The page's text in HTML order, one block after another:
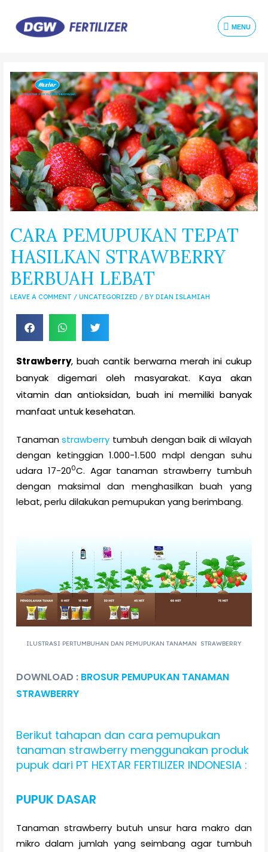
MENU
CARA PEMUPUKAN TEPAT
HASILKAN STRAWBERRY
BERBUAH LEBAT
LEAVE A COMMENT / UNCATEGORIZED / BY DIAN ISLAMIAH
Strawberry, buah cantik berwarna merah ini cukup
banyak digemari oleh masyarakat. Kaya akan
vitamin dan antioksidan, buah ini memiliki banyak
manfaat untuk kesehatan.
Tanamanstrawberry tumbuh dengan baik di wilayah
dengan ketinggian 1.000-1.500 mdpl dengan suhu
udara 17-200C. Agar tanaman strawberry tumbuh
dengan maksimal dan menghasilkan buah yang
lebat, perlu dilakukan pemupukan yang berimbang.
ILUSTRASI PERTUMBUHAN DAN PEMUPUKAN TANAMAN STRAWBERRY
DOWNLOAD : BROSUR PEMUPUKAN TANAMAN
STRAWBERRY
Berikut tahapan dan cara pemupukan
tanaman strawberry menggunakan produk
pupuk dari PT HEXTAR FERTILIZER INDONESIA :
PUPUK DASAR
Tanaman strawberry butuh unsur hara makro dan
mikro dalam jumlah yang seimbang agar tumbuh